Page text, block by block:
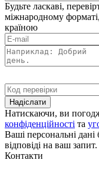
Будьте ласкаві,
міжнародному
країною
Натискаючи, ви
конфіденційності та
Ваші персональні
відповіді на ваш запит.
Контакти